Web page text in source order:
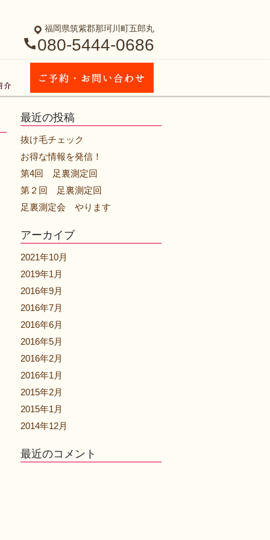
福岡県筑紫郡那珂川町五郎丸
080-5444-0686
最近の投稿
抜け毛チェック
お得な情報を発信！
第4回 足裏測定回
第２回 足裏測定回
足裏測定会 やります
アーカイブ
2021年10月
2019年1月
2016年9月
2016年7月
2016年6月
2016年5月
2016年2月
2016年1月
2015年2月
2015年1月
2014年12月
最近のコメント